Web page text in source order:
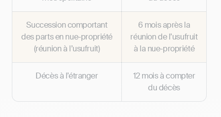
Succession comportant
des parts en nue-propriété
(réunion à l’usufruit)
6 mois après la
réunion de l’usufruit
à la nue-propriété
Décès à l’étranger
12 mois à compter
du décès